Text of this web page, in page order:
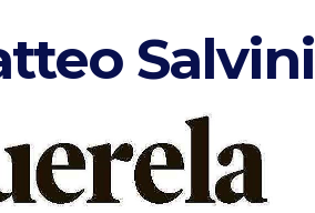
Salvini